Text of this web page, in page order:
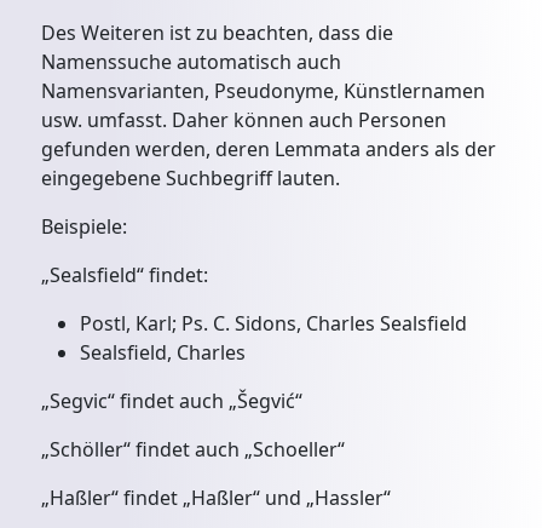
Des Weiteren ist zu beachten, dass die
Namenssuche automatisch auch
Namensvarianten, Pseudonyme, Künstlernamen
usw. umfasst. Daher können auch Personen
gefunden werden, deren Lemmata anders als der
eingegebene Suchbegriff lauten.
Beispiele:
„Sealsfield“ findet:
Postl, Karl; Ps. C. Sidons, Charles Sealsfield
Sealsfield, Charles
„Segvic“ findet auch „Šegvić“
„Schöller“ findet auch „Schoeller“
„Haßler“ findet „Haßler“ und „Hassler“